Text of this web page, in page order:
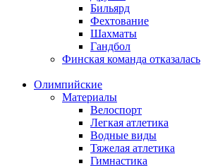
Бильярд
Фехтование
Шахматы
Гандбол
Финская команда отказалась
Олимпийские
Материалы
Велоспорт
Легкая атлетика
Водные виды
Тяжелая атлетика
Гимнастика